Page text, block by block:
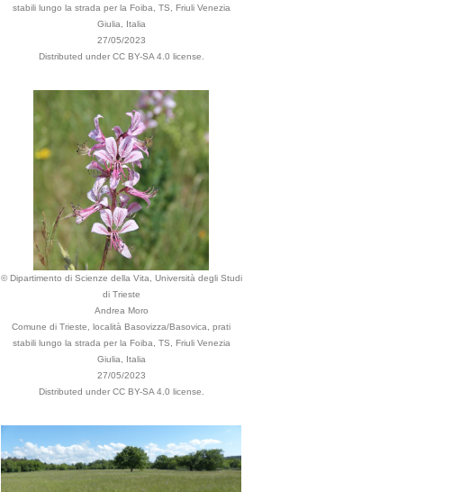
stabili lungo la strada per la Foiba, TS, Friuli Venezia
Giulia, Italia
27/05/2023
Distributed under CC BY-SA 4.0 license.
© Dipartimento di Scienze della Vita, Università degli Studi
di Trieste
Andrea Moro
Comune di Trieste, località Basovizza/Basovica, prati
stabili lungo la strada per la Foiba, TS, Friuli Venezia
Giulia, Italia
27/05/2023
Distributed under CC BY-SA 4.0 license.